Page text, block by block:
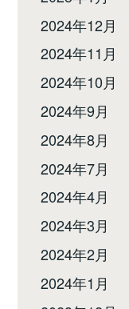
2024年12月
2024年11月
2024年10月
2024年9月
2024年8月
2024年7月
2024年4月
2024年3月
2024年2月
2024年1月